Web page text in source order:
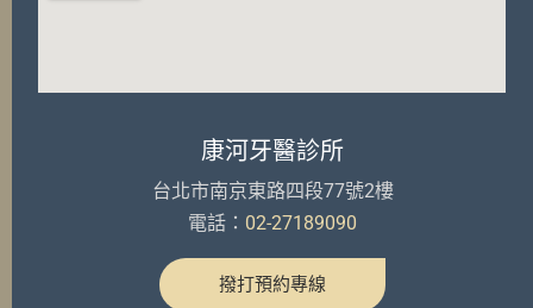
康河牙醫診所
台北市南京東路四段77號2樓
電話： 02-27189090
撥打預約專線